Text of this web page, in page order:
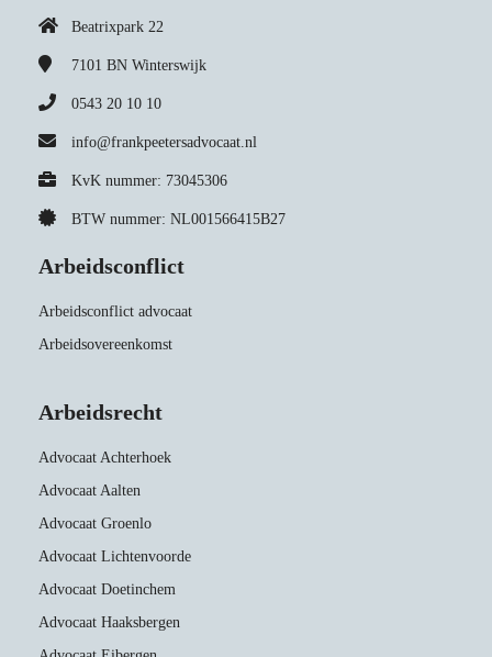
Beatrixpark 22
7101 BN Winterswijk
0543 20 10 10
info@frankpeetersadvocaat.nl
KvK nummer: 73045306
BTW nummer: NL001566415B27
Arbeidsconflict
Arbeidsconflict advocaat
Arbeidsovereenkomst
Arbeidsrecht
Advocaat Achterhoek
Advocaat Aalten
Advocaat Groenlo
Advocaat Lichtenvoorde
Advocaat Doetinchem
Advocaat Haaksbergen